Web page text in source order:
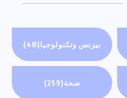
بيزنس وتكنولوجيا(48)
صحة(259)